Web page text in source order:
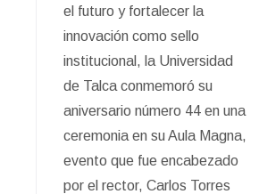
el futuro y fortalecer la
innovación como sello
institucional, la Universidad
de Talca conmemoró su
aniversario número 44 en una
ceremonia en su Aula Magna,
evento que fue encabezado
por el rector, Carlos Torres